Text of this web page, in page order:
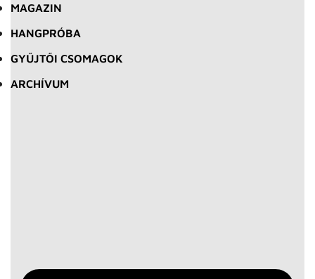
MAGAZIN
HANGPRÓBA
GYŰJTŐI CSOMAGOK
ARCHÍVUM